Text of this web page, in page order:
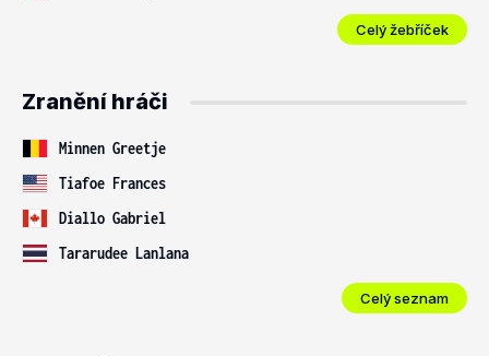
Celý žebříček
Zranění hráči
Minnen Greetje
Tiafoe Frances
Diallo Gabriel
Tararudee Lanlana
Celý seznam